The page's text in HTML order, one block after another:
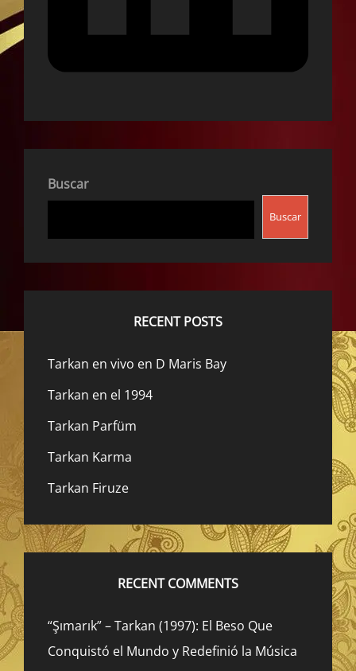
Buscar
Buscar
RECENT POSTS
Tarkan en vivo en D Maris Bay
Tarkan en el 1994
Tarkan Parfüm
Tarkan Karma
Tarkan Firuze
RECENT COMMENTS
“Şımarık” – Tarkan (1997): El Beso Que
Conquistó el Mundo y Redefinió la Música